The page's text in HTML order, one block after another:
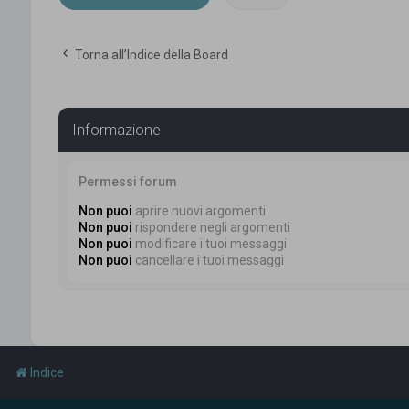
Torna all’Indice della Board
Informazione
Permessi forum
Non puoi aprire nuovi argomenti
Non puoi rispondere negli argomenti
Non puoi modificare i tuoi messaggi
Non puoi cancellare i tuoi messaggi
Indice